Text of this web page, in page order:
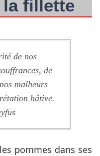
la fillette
de nos
de
malheurs
hâtive.
pommes dans ses